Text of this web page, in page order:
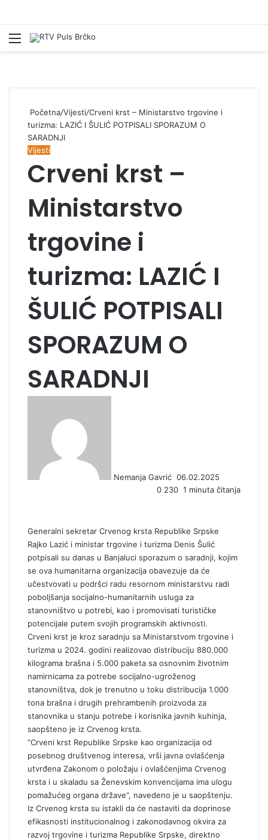
Izbornik
Početna/Vijesti/Crveni krst – Ministarstvo trgovine i
turizma: LAZIĆ I ŠULIĆ POTPISALI SPORAZUM O
SARADNJI
Vijesti
Crveni krst –
Ministarstvo
trgovine i
turizma: LAZIĆ I
ŠULIĆ POTPISALI
SPORAZUM O
SARADNJI
Nemanja Gavrić e
m
l
06.02.2025
0 230 1 minuta čitanja
Generalni sekretar Crvenog krsta Republike Srpske
Rajko Lazić i ministar trgovine i turizma Denis Šulić
potpisali su danas u Banjaluci sporazum o saradnji, kojim
se ova humanitarna organizacija obavezuje da će
učestvovati u podršci radu resornom ministarstvu radi
poboljšanja socijalno-humanitarnih usluga za
stanovništvo u potrebi, kao i promovisati turističke
potencijale putem svojih programskih aktivnosti.
Crveni krst je kroz saradnju sa Ministarstvom trgovine i
turizma u 2024. godini realizovao distribuciju 880.000
kilograma brašna i 5.000 paketa sa osnovnim životnim
namirnicama za potrebe socijalno-ugroženog
stanovništva, dok je trenutno u toku distribucija 1.000
tona brašna i drugih prehrambenih proizvoda za
stanovnika u stanju potrebe i korisnika javnih kuhinja,
saopšteno je iz Crvenog krsta.
“Crveni krst Republike Srpske kao organizacija od
posebnog društvenog interesa, vrši javna ovlašćenja
utvrđena Zakonom o položaju i ovlašćenjima Crvenog
krsta i u skaladu sa Ženevskim konvencijama ima ulogu
pomažućeg organa države”, navedeno je u saopštenju.
Iz Crvenog krsta su istakli da će nastaviti da doprinose
efikasnosti institucionalnog i zakonodavnog okvira za
razvoj trgovine i turizma Republike Srpske, direktno